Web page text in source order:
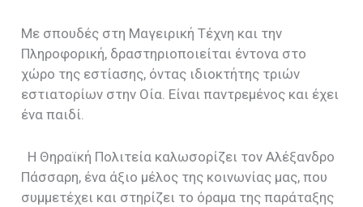
Με σπουδές στη Μαγειρική Τέχνη και την
Πληροφορική, δραστηριοποιείται έντονα στο
χώρο της εστίασης, όντας ιδιοκτήτης τριών
εστιατορίων στην Οία. Είναι παντρεμένος και έχει
ένα παιδί.
Η Θηραϊκή Πολιτεία καλωσορίζει τον Αλέξανδρο
Πάσσαρη, ένα άξιο μέλος της κοινωνίας μας, που
συμμετέχει και στηρίζει το όραμα της παράταξης